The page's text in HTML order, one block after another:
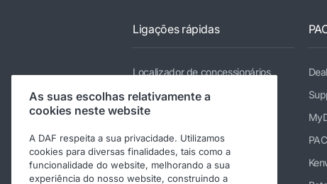
Ligações rápidas
Localizador de concessionários
Camiões
Serviços
Notícias e multimédia
Trabalhar na DAF
As suas escolhas relativamente a
cookies neste website
A DAF respeita a sua privacidade. Utilizamos
cookies para diversas finalidades, tais como a
funcionalidade do website, melhorando a sua
experiência do nosso website, construindo a